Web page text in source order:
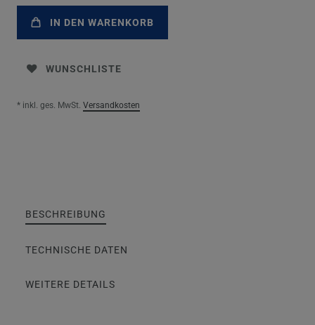
IN DEN WARENKORB
WUNSCHLISTE
* inkl. ges. MwSt. Versandkosten
BESCHREIBUNG
TECHNISCHE DATEN
WEITERE DETAILS